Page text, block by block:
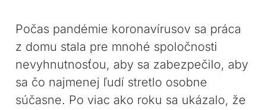
Počas pandémie koronavírusov sa práca
z domu stala pre mnohé spoločnosti
nevyhnutnosťou, aby sa zabezpečilo, aby
sa čo najmenej ľudí stretlo osobne
súčasne. Po viac ako roku sa ukázalo, že